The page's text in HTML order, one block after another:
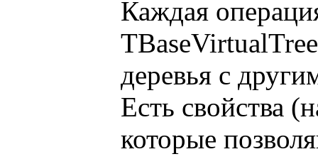
Каждая
деревья с
Есть свойства
которые